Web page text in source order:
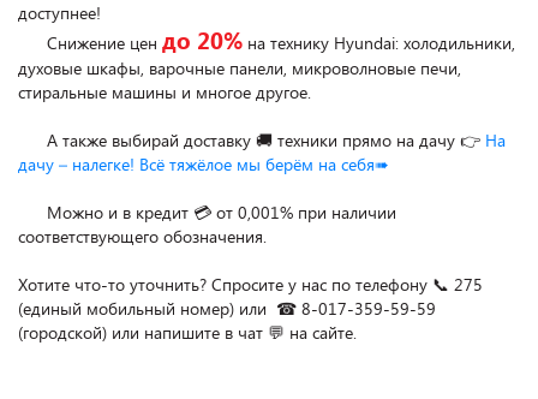
доступнее!
      Снижение цен
до 20% на технику Hyundai: холодильники,
духовые шкафы, варочные панели, микроволновые печи,
стиральные машины и многое другое.
      А также выбирай доставку 🚚 техники прямо на дачу 👉
На
дачу – налегке! Всё тяжёлое мы берём на себя➠
соответствующего обозначения.
Хотите что-то уточнить? Спросите у нас по телефону 📞 275
(единый мобильный номер) или  ☎ 8-017-359-59-59
(городской) или напишите в чат 💬 на сайте.